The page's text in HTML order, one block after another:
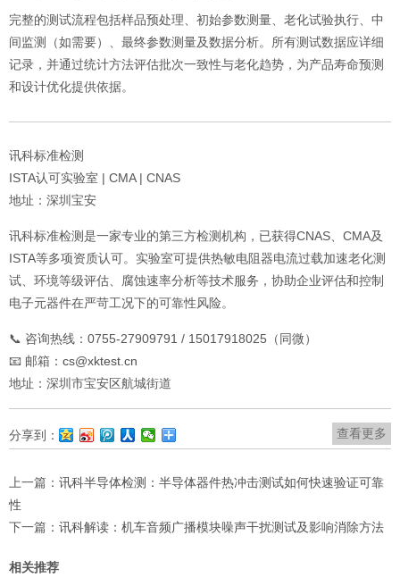
完整的测试流程包括样品预处理、初始参数测量、老化试验执行、中
间监测（如需要）、最终参数测量及数据分析。所有测试数据应详细
记录，并通过统计方法评估批次一致性与老化趋势，为产品寿命预测
和设计优化提供依据。
讯科标准检测
ISTA认可实验室 | CMA | CNAS
地址：深圳宝安
讯科标准检测是一家专业的第三方检测机构，已获得CNAS、CMA及
ISTA等多项资质认可。实验室可提供热敏电阻器电流过载加速老化测
试、环境等级评估、腐蚀速率分析等技术服务，协助企业评估和控制
电子元器件在严苛工况下的可靠性风险。
📞 咨询热线：0755-27909791 / 15017918025（同微）
📧 邮箱： cs@xktest.cn
地址：深圳市宝安区航城街道
查看更多
分享到：
上一篇： 讯科半导体检测：半导体器件热冲击测试如何快速验证可靠
性
下一篇： 讯科解读：机车音频广播模块噪声干扰测试及影响消除方法
相关推荐